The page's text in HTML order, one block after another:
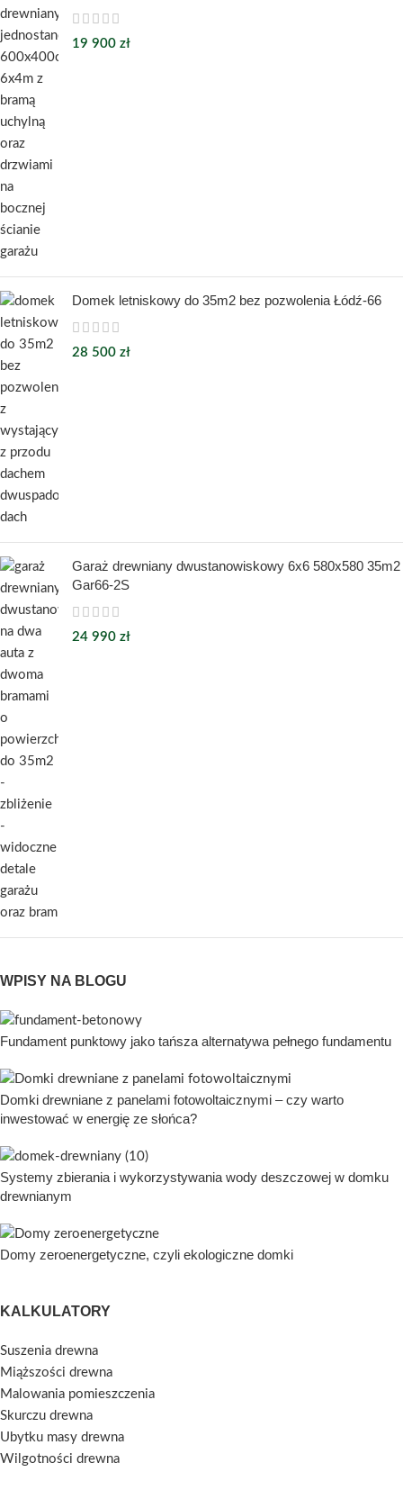
19 900 zł
Domek letniskowy do 35m2 bez pozwolenia Łódź-66
28 500 zł
Garaż drewniany dwustanowiskowy 6x6 580x580 35m2
Gar66-2S
24 990 zł
WPISY NA BLOGU
Fundament punktowy jako tańsza alternatywa pełnego fundamentu
Domki drewniane z panelami fotowoltaicznymi – czy warto
inwestować w energię ze słońca?
Systemy zbierania i wykorzystywania wody deszczowej w domku
drewnianym
Domy zeroenergetyczne, czyli ekologiczne domki
KALKULATORY
Suszenia drewna
Miąższości drewna
Malowania pomieszczenia
Skurczu drewna
Ubytku masy drewna
Wilgotności drewna